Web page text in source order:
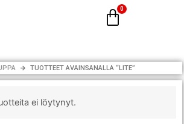
TUOTTEET AVAINSANALLA “LITE”
ei löytynyt.